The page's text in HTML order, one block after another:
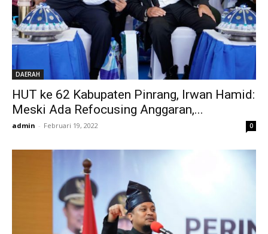
DAERAH
HUT ke 62 Kabupaten Pinrang, Irwan Hamid:
Meski Ada Refocusing Anggaran,...
admin - Februari 19, 2022 0